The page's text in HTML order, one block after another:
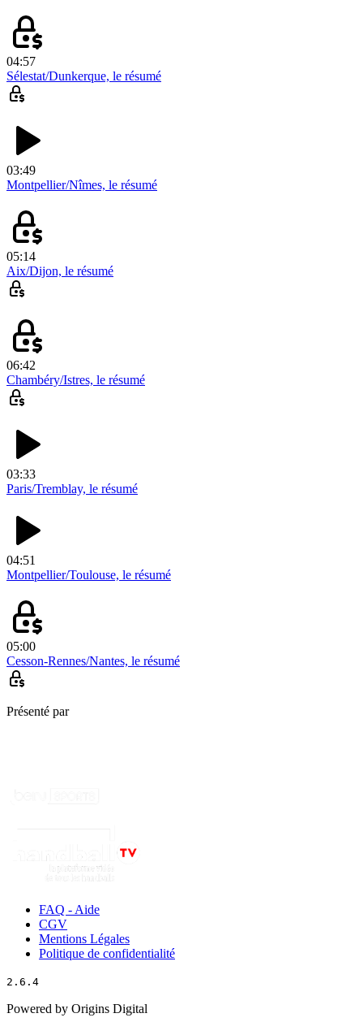
04:57
Sélestat/Dunkerque, le résumé
03:49
Montpellier/Nîmes, le résumé
05:14
Aix/Dijon, le résumé
06:42
Chambéry/Istres, le résumé
03:33
Paris/Tremblay, le résumé
04:51
Montpellier/Toulouse, le résumé
05:00
Cesson-Rennes/Nantes, le résumé
Présenté par
FAQ - Aide
CGV
Mentions Légales
Politique de confidentialité
2.6.4
Powered by Origins Digital